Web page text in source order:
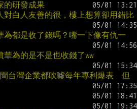
的研發成果
對白人友善的很，樓上想算卻用錯比
為都是收了錢嗎？嘴一下像有仇一
為的是不是也收錢了ww
台灣企業都吹噓每年專利爆表  但